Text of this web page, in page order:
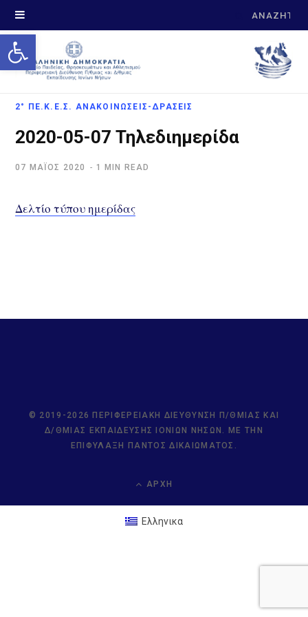
Open toolbar
Search
2° ΠΕ.Κ.Ε.Σ. ΑΝΑΚΟΙΝΏΣΕΙΣ-ΔΡΆΣΕΙΣ
2020-05-07 Τηλεδιημερίδα
07 ΜΆΊΟΣ 2020 1 MIN READ
Δελτίο τύπου ημερίδας
© 2019-2026 ΠΕΡΙΦΕΡΕΙΑΚΉ ΔΙΕΎΘΥΝΣΗ Π/ΘΜΙΑΣ ΚΑΙ
Δ/ΘΜΙΑΣ ΕΚΠΑΊΔΕΥΣΗΣ ΙΟΝΊΩΝ ΝΉΣΩΝ. ΜΕ ΤΗΝ
ΕΠΙΦΎΛΑΞΗ ΠΑΝΤΌΣ ΔΙΚΑΙΏΜΑΤΟΣ.
ΑΡΧΉ
Ελληνικα